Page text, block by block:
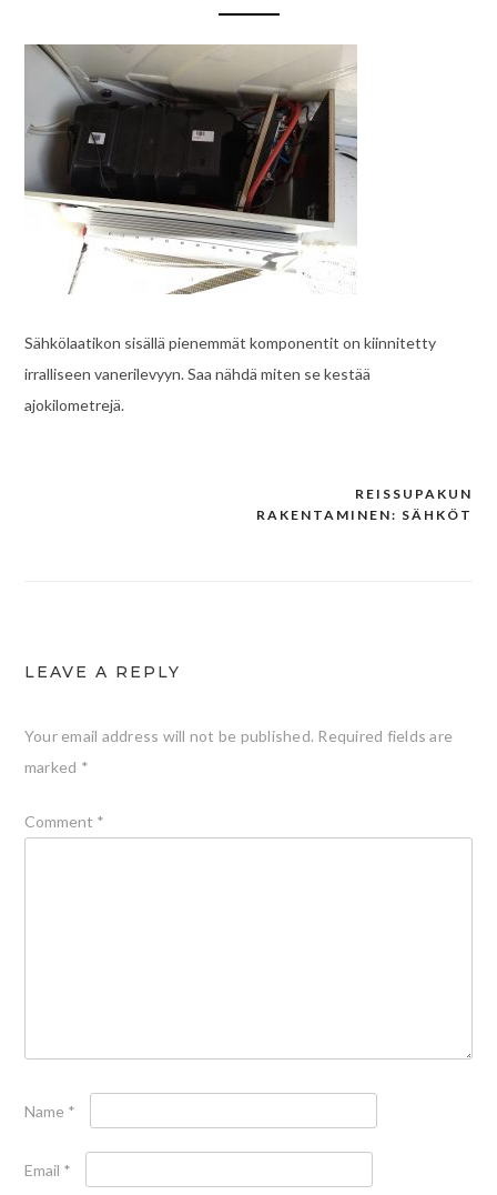
Sähkölaatikon sisällä pienemmät komponentit on kiinnitetty
irralliseen vanerilevyyn. Saa nähdä miten se kestää
ajokilometrejä.
REISSUPAKUN
RAKENTAMINEN: SÄHKÖT
LEAVE A REPLY
Your email address will not be published. Required fields are
marked *
Comment *
Name *
Email *